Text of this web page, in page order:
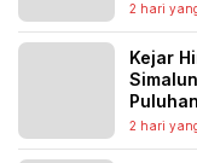
2 hari
Kejar
2 hari